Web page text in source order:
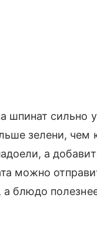
шпинат сильно
зелени, чем
а
можно
а блюдо